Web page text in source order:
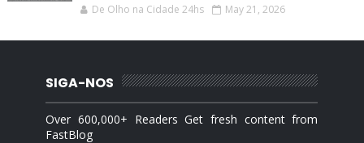
De Olho na Cidade 24hs May 21, 2026
SIGA-NOS
Over 600,000+ Readers Get fresh content from
FastBlog